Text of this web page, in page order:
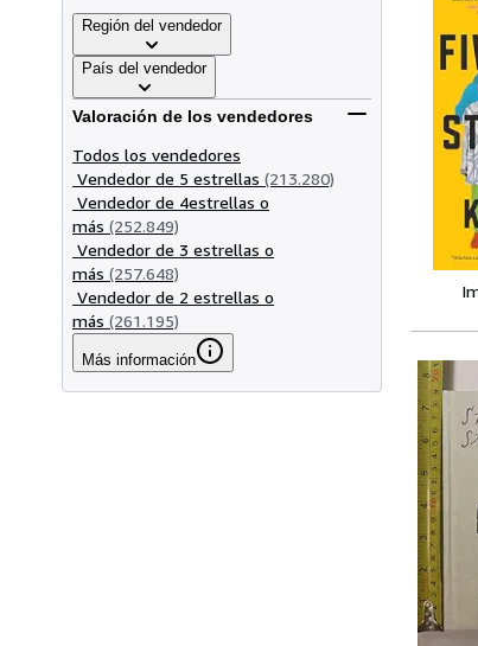
Región del vendedor
País del vendedor
Valoración de los vendedores
Todos los vendedores
Vendedor de 5 estrellas (213.280)
Vendedor de 4estrellas o
más (252.849)
Vendedor de 3 estrellas o
más (257.648)
Vendedor de 2 estrellas o
más (261.195)
Más información